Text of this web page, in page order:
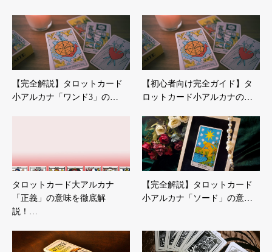
【完全解説】タロットカード
小アルカナ「ワンド3」の…
【初心者向け完全ガイド】タ
ロットカード小アルカナの…
タロットカード大アルカナ
「正義」の意味を徹底解
説！…
【完全解説】タロットカード
小アルカナ「ソード」の意…